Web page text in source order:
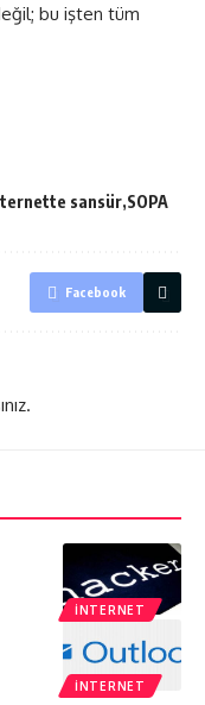
bu işten tüm
sansür SOPA
Facebook
.
İNTERNET
İNTERNET